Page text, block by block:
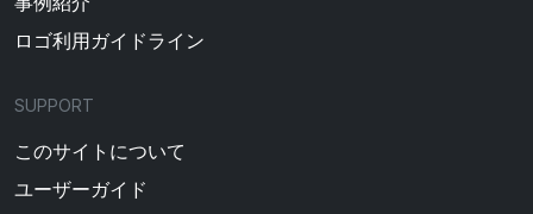
ロゴ利用ガイドライン
SUPPORT
このサイトについて
ユーザーガイド